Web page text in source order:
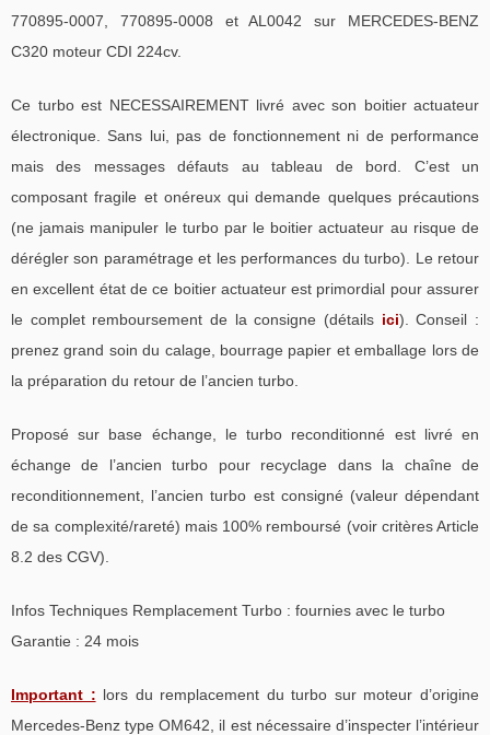
770895-0007, 770895-0008 et AL0042 sur MERCEDES-BENZ
C320 moteur CDI 224cv.
Ce turbo est NECESSAIREMENT livré avec son boitier actuateur
électronique. Sans lui, pas de fonctionnement ni de performance
mais des messages défauts au tableau de bord. C’est un
composant fragile et onéreux qui demande quelques précautions
(ne jamais manipuler le turbo par le boitier actuateur au risque de
dérégler son paramétrage et les performances du turbo). Le retour
en excellent état de ce boitier actuateur est primordial pour assurer
le complet remboursement de la consigne (détails ici). Conseil :
prenez grand soin du calage, bourrage papier et emballage lors de
la préparation du retour de l’ancien turbo.
Proposé sur base échange, le turbo reconditionné est livré en
échange de l’ancien turbo pour recyclage dans la chaîne de
reconditionnement, l’ancien turbo est consigné (valeur dépendant
de sa complexité/rareté) mais 100% remboursé (voir critères Article
8.2 des CGV).
Infos Techniques Remplacement Turbo : fournies avec le turbo
Garantie : 24 mois
Important : lors du remplacement du turbo sur moteur d’origine
Mercedes-Benz type OM642, il est nécessaire d’inspecter l’intérieur